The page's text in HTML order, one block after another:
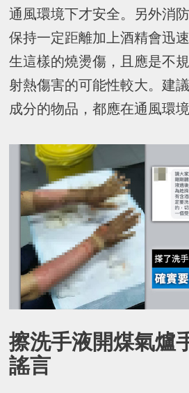
通風環境下才安全。另外消
保持一定距離加上酒精會迅
生這樣的燒燙傷，且應是不
射熱傷害的可能性較大。建
成分的物品，都應在通風環境
擦洗手液開煤氣爐
謠言